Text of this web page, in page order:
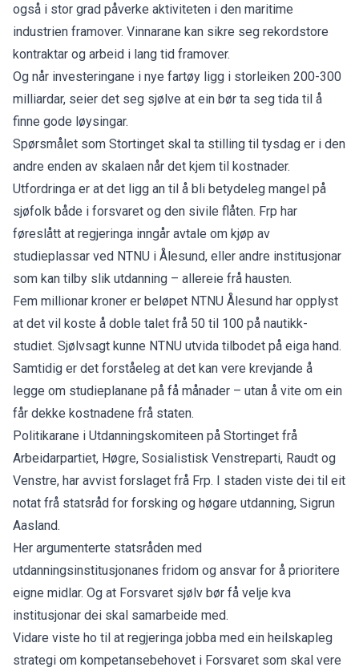
også i stor grad påverke aktiviteten i den maritime
industrien framover. Vinnarane kan sikre seg rekordstore
kontraktar og arbeid i lang tid framover.
Og når investeringane i nye fartøy ligg i storleiken 200-300
milliardar, seier det seg sjølve at ein bør ta seg tida til å
finne gode løysingar.
Spørsmålet som Stortinget skal ta stilling til tysdag er i den
andre enden av skalaen når det kjem til kostnader.
Utfordringa er at det ligg an til å bli betydeleg mangel på
sjøfolk både i forsvaret og den sivile flåten. Frp har
føreslått at regjeringa inngår avtale om kjøp av
studieplassar ved NTNU i Ålesund, eller andre institusjonar
som kan tilby slik utdanning – allereie frå hausten.
Fem millionar kroner er beløpet NTNU Ålesund har opplyst
at det vil koste å doble talet frå 50 til 100 på nautikk-
studiet. Sjølvsagt kunne NTNU utvida tilbodet på eiga hand.
Samtidig er det forståeleg at det kan vere krevjande å
legge om studieplanane på få månader – utan å vite om ein
får dekke kostnadene frå staten.
Politikarane i Utdanningskomiteen på Stortinget frå
Arbeidarpartiet, Høgre, Sosialistisk Venstreparti, Raudt og
Venstre, har avvist forslaget frå Frp. I staden viste dei til eit
notat frå statsråd for forsking og høgare utdanning, Sigrun
Aasland.
Her argumenterte statsråden med
utdanningsinstitusjonanes fridom og ansvar for å prioritere
eigne midlar. Og at Forsvaret sjølv bør få velje kva
institusjonar dei skal samarbeide med.
Vidare viste ho til at regjeringa jobba med ein heilskapleg
strategi om kompetansebehovet i Forsvaret som skal vere